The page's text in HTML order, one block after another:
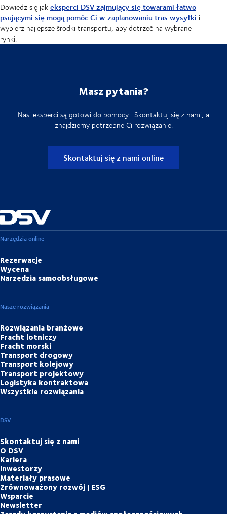
Dowiedz się jakeksperci DSV zajmujący się towarami łatwo
psującymi się mogą pomóc Ci w zaplanowaniu tras wysyłki i
wybierz najlepsze środki transportu, aby dotrzeć na wybrane
rynki.
Masz pytania?
Nasi eksperci są gotowi do pomocy. Skontaktuj się z nami, a
znajdziemy potrzebne Ci rozwiązanie.
Skontaktuj się z nami online
Narzędzia online
Rezerwacje
Wycena
Narzędzia samoobsługowe
Nasze rozwiązania
Rozwiązania branżowe
Fracht lotniczy
Fracht morski
Transport drogowy
Transport kolejowy
Transport projektowy
Logistyka kontraktowa
Wszystkie rozwiązania
DSV
Skontaktuj się z nami
O DSV
Kariera
Inwestorzy
Materiały prasowe
Zrównoważony rozwój | ESG
Wsparcie
Newsletter